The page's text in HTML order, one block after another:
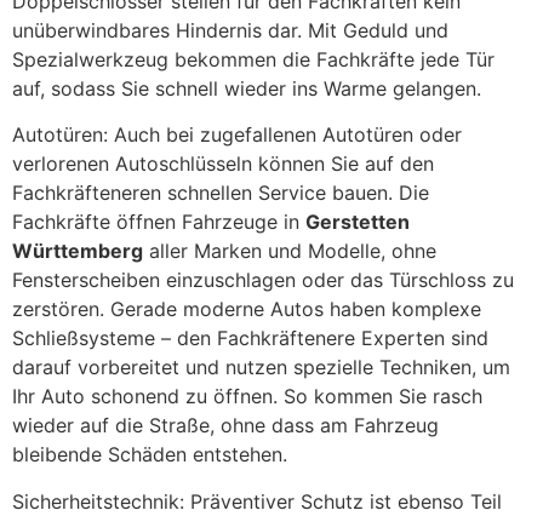
unüberwindbares Hindernis dar. Mit Geduld und
Spezialwerkzeug bekommen die Fachkräfte jede Tür
auf, sodass Sie schnell wieder ins Warme gelangen.
Autotüren: Auch bei zugefallenen Autotüren oder
verlorenen Autoschlüsseln können Sie auf den
Fachkräfteneren schnellen Service bauen. Die
Fachkräfte öffnen Fahrzeuge in Gerstetten
Württemberg aller Marken und Modelle, ohne
Fensterscheiben einzuschlagen oder das Türschloss zu
zerstören. Gerade moderne Autos haben komplexe
Schließsysteme – den Fachkräftenere Experten sind
darauf vorbereitet und nutzen spezielle Techniken, um
Ihr Auto schonend zu öffnen. So kommen Sie rasch
wieder auf die Straße, ohne dass am Fahrzeug
bleibende Schäden entstehen.
Sicherheitstechnik: Präventiver Schutz ist ebenso Teil